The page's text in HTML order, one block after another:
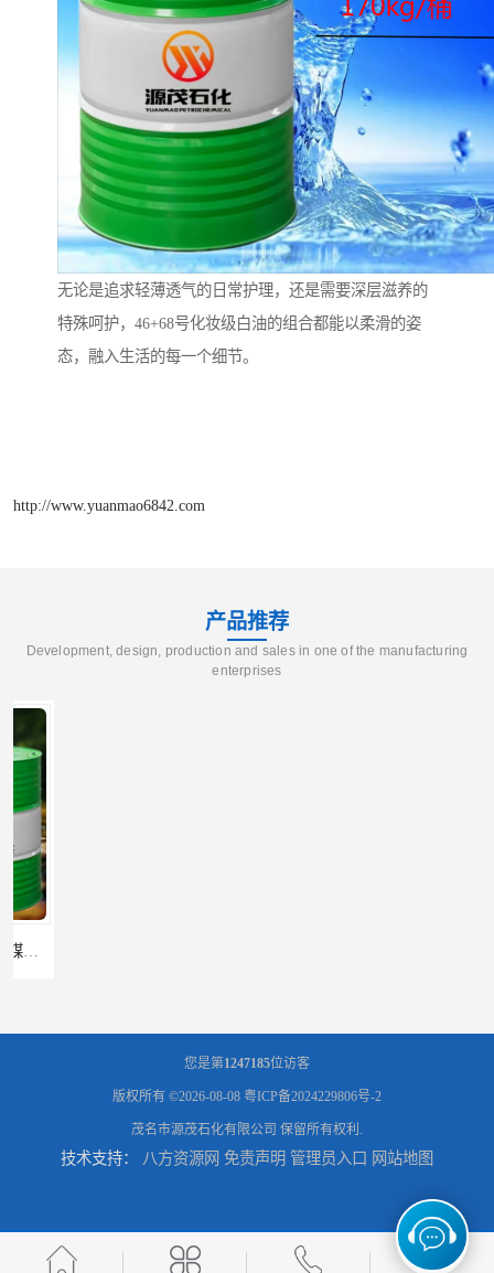
无论是追求轻薄透气的日常护理，还是需要深层滋养的
特殊呵护，46+68号化妆级白油的组合都能以柔滑的姿
态，融入生活的每一个细节。
http://www.yuanmao6842.com
产品推荐
Development, design, production and sales in one of the manufacturing
enterprises
您是第1247185位访客
版权所有 ©2026-08-08 粤ICP备2024229806号-2
茂名市源茂石化有限公司 保留所有权利.
技术支持： 八方资源网 免责声明 管理员入口 网站地图